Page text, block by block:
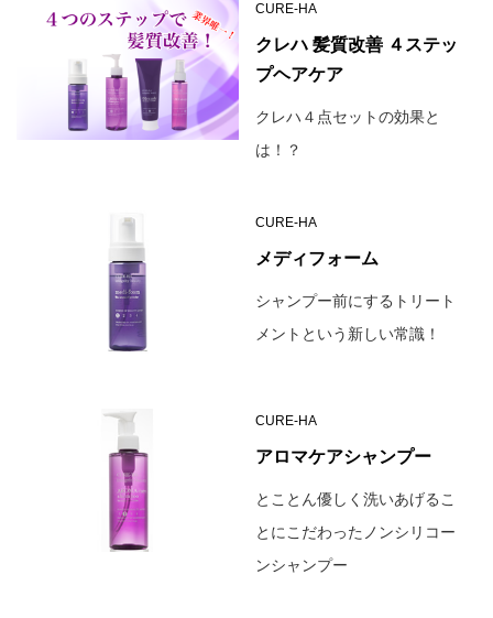
CURE-HA
クレハ 髪質改善 ４ステッ
プヘアケア
クレハ４点セットの効果と
は！？
CURE-HA
メディフォーム
シャンプー前にするトリート
メントという新しい常識！
CURE-HA
アロマケアシャンプー
とことん優しく洗いあげるこ
とにこだわったノンシリコー
ンシャンプー